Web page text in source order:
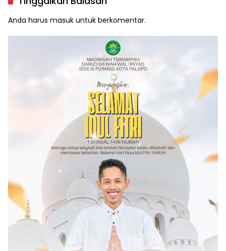
Anda harus masuk untuk berkomentar.